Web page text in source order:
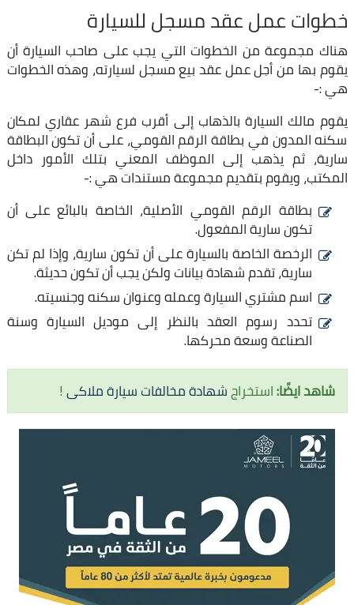
خطوات عمل عقد مسجل للسيارة
هناك مجموعة من الخطوات التي يجب على صاحب السيارة أن
يقوم بها من أجل عمل عقد بيع مسجل لسيارته، وهذه الخطوات
هي :-
يقوم مالك السيارة بالذهاب إلى أقرب فرع شهر عقاري لمكان
سكنه المدون في بطاقة الرقم القومي، على أن تكون البطاقة
سارية، ثم يذهب إلى الموظف المعني بتلك الأمور داخل
المكتب، ويقوم بتقديم مجموعة مستندات هي :-
بطاقة الرقم القومي الأصلية، الخاصة بالبائع على أن
تكون سارية المفعول.
الرخصة الخاصة بالسيارة على أن تكون سارية، وإذا لم تكن
سارية، تقدم شهادة بيانات ولكن يجب أن تكون حديثة.
اسم مشتري السيارة وعمله وعنوان سكنه وجنسيته.
تحدد رسوم العقد بالنظر إلى موديل السيارة وسنة
الصناعة وسعة محركها.
شاهد ايضًا:استخراجشهادة مخالفات سيارة ملاكى!